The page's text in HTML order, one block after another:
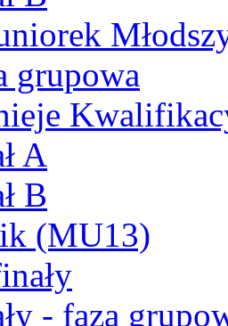
grupowa
A
B
(MU13)
- faza